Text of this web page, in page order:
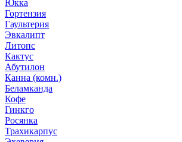
Юкка
Гортензия
Гаультерия
Эвкалипт
Литопс
Кактус
Абутилон
Канна (комн.)
Беламканда
Кофе
Гинкго
Росянка
Трахикарпус